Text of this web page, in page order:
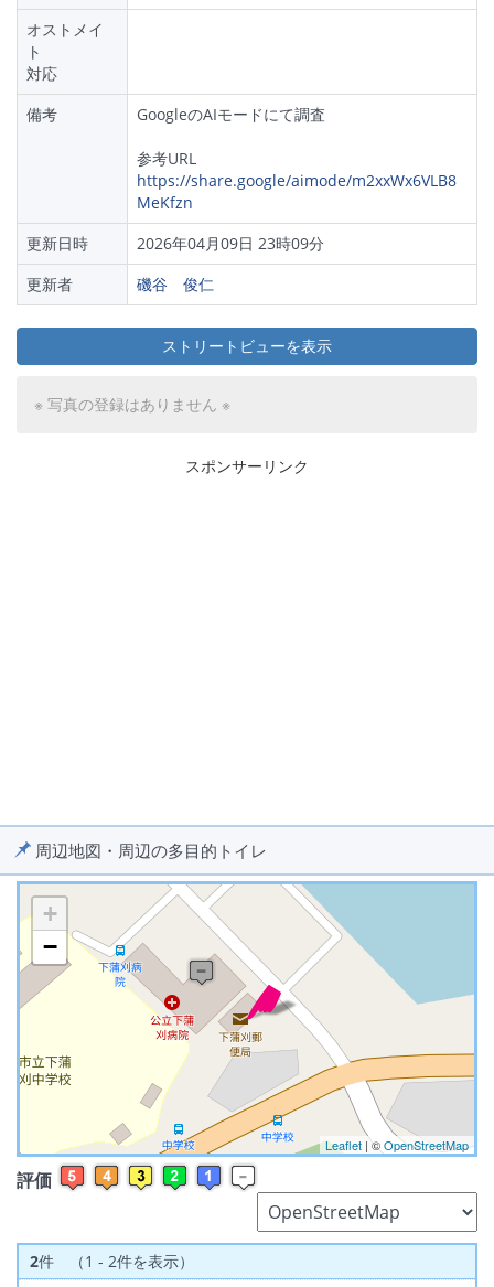
オストメイ
ト
対応
備考
GoogleのAIモードにて調査
参考URL
https://share.google/aimode/m2xxWx6VLB8
MeKfzn
更新日時
2026年04月09日 23時09分
更新者
磯谷 俊仁
ストリートビューを表示
※ 写真の登録はありません ※
スポンサーリンク
周辺地図・周辺の多目的トイレ
※ マップを検索、表示中です ※
+
−
Leaflet | ©OpenStreetMap
評価
2件 （1 - 2件を表示）